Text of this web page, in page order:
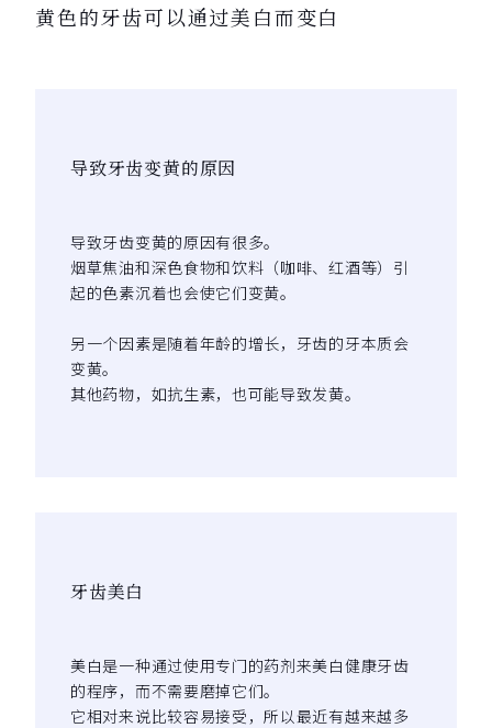
黄色的牙齿可以通过美白而变白
导致牙齿变黄的原因
导致牙齿变黄的原因有很多。
烟草焦油和深色食物和饮料（咖啡、红酒等）引
起的色素沉着也会使它们变黄。
另一个因素是随着年龄的增长，牙齿的牙本质会
变黄。
其他药物，如抗生素，也可能导致发黄。
牙齿美白
美白是一种通过使用专门的药剂来美白健康牙齿
的程序，而不需要磨掉它们。
它相对来说比较容易接受，所以最近有越来越多